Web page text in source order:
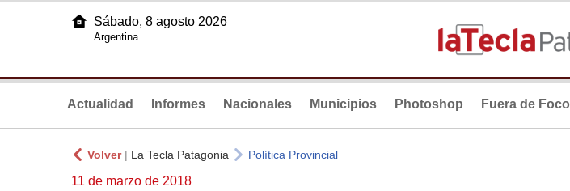
Sábado, 8 agosto 2026
Argentina
Actualidad Informes Nacionales Municipios Photoshop Fuera de Foco
Volver| La Tecla Patagonia Política Provincial
11 de marzo de 2018